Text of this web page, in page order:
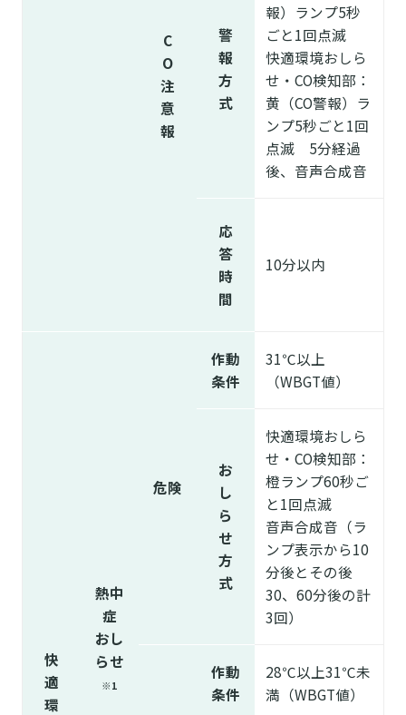
C
O
注
意
報
警
報
方
式
報）ランプ5秒
ごと1回点滅
快適環境おしら
せ・CO検知部：
黄（CO警報）ラ
ンプ5秒ごと1回
点滅 5分経過
後、音声合成音
応
答
時
間
10分以内
快
適
環
熱中
症
おし
らせ
※1
危険
作動
条件
31℃以上
（WBGT値）
お
し
ら
せ
方
式
快適環境おしら
せ・CO検知部：
橙ランプ60秒ご
と1回点滅
音声合成音（ラ
ンプ表示から10
分後とその後
30、60分後の計
3回）
作動
条件
28℃以上31℃未
満（WBGT値）